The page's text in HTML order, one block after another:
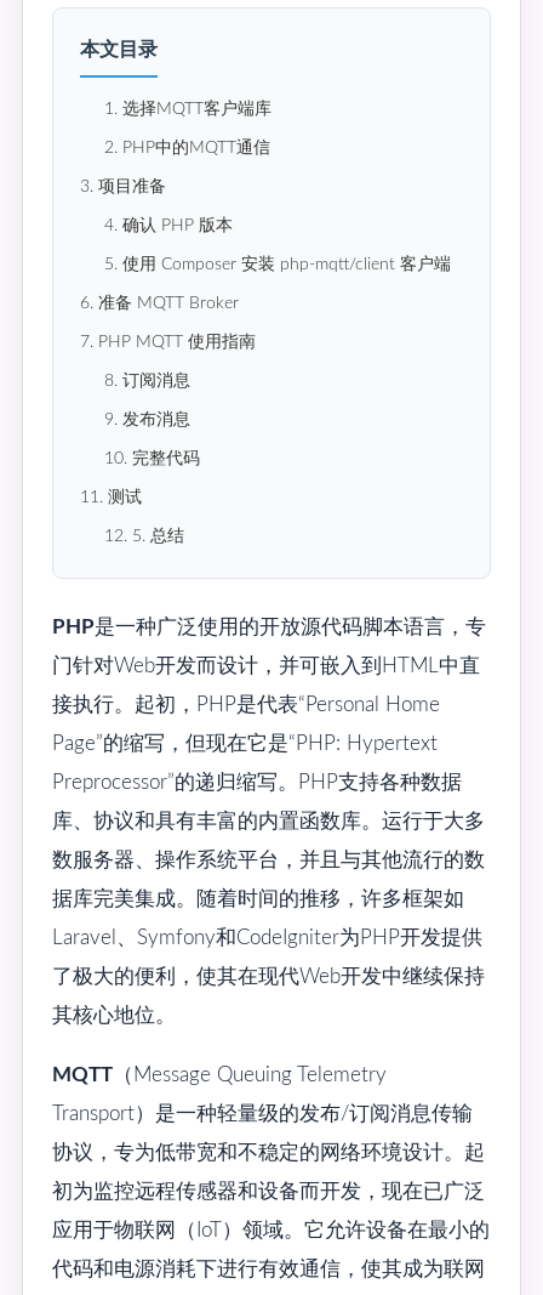
本文目录
1. 选择MQTT客户端库
2. PHP中的MQTT通信
3. 项目准备
4. 确认 PHP 版本
5. 使用 Composer 安装 php-mqtt/client 客户端
6. 准备 MQTT Broker
7. PHP MQTT 使用指南
8. 订阅消息
9. 发布消息
10. 完整代码
11. 测试
12. 5. 总结
PHP是一种广泛使用的开放源代码脚本语言，专
门针对Web开发而设计，并可嵌入到HTML中直
接执行。起初，PHP是代表“Personal Home
Page”的缩写，但现在它是“PHP: Hypertext
Preprocessor”的递归缩写。PHP支持各种数据
库、协议和具有丰富的内置函数库。运行于大多
数服务器、操作系统平台，并且与其他流行的数
据库完美集成。随着时间的推移，许多框架如
Laravel、Symfony和CodeIgniter为PHP开发提供
了极大的便利，使其在现代Web开发中继续保持
其核心地位。
MQTT （Message Queuing Telemetry
Transport）是一种轻量级的发布/订阅消息传输
协议，专为低带宽和不稳定的网络环境设计。起
初为监控远程传感器和设备而开发，现在已广泛
应用于物联网（IoT）领域。它允许设备在最小的
代码和电源消耗下进行有效通信，使其成为联网